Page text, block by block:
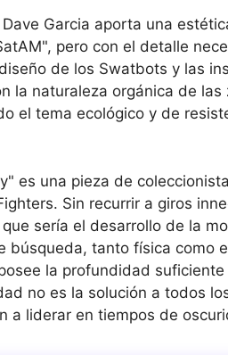
Garcia aporta una
pero con el detalle
de los Swatbots y las
la naturaleza orgánica de
el tema ecológico y de
es una pieza de
Sin recurrir a giros
sería el desarrollo de la
búsqueda, tanto física como
la profundidad
no es la solución a todos
a liderar en tiempos de